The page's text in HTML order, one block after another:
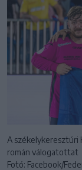
A székelykeresztúri
román válogatottat
Fotó: Facebook/